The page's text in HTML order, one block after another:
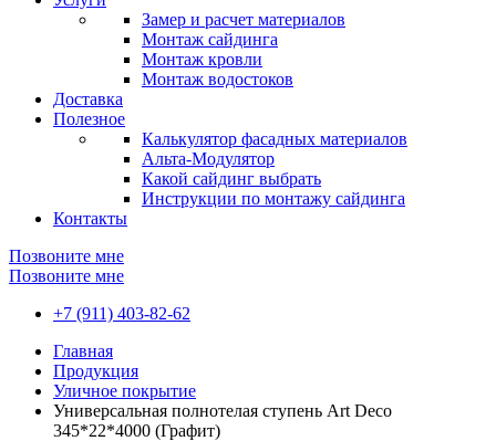
Замер и расчет материалов
Монтаж сайдинга
Монтаж кровли
Монтаж водостоков
Доставка
Полезное
Калькулятор фасадных материалов
Альта-Модулятор
Какой сайдинг выбрать
Инструкции по монтажу сайдинга
Контакты
Позвоните мне
Позвоните мне
+7 (911) 403-82-62
Главная
Продукция
Уличное покрытие
Универсальная полнотелая ступень Art Deco
345*22*4000 (Графит)